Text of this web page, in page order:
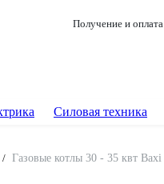
Получение и оплата
Силовая техника
/ Газовые котлы 30 - 35 квт Baxi